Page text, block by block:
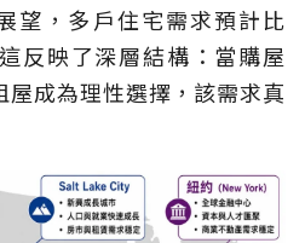
望，多戶住宅需求預計比
反映了深層結構：當購屋
成為理性選擇，該需求真